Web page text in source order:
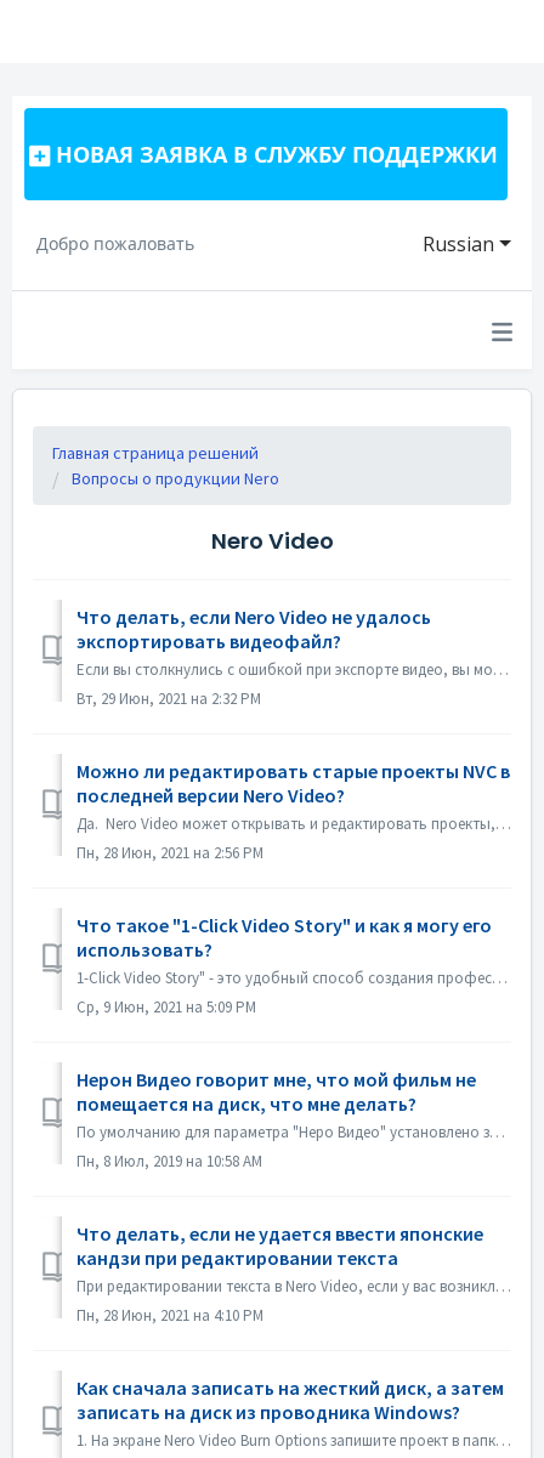
НОВАЯ ЗАЯВКА В СЛУЖБУ ПОДДЕРЖКИ
Russian
Добро пожаловать
Главная страница решений
Вопросы о продукции Nero
Nero Video
Что делать, если Nero Video не удалось
экспортировать видеофайл?
Если вы столкнулись с ошибкой при экспорте видео, вы можете попробовать следующие способы: 1. Пожалуйста, зайдите в C:\Users\[Текущий пользователь]\AppData\...
Вт, 29 Июн, 2021 на 2:32 PM
Можно ли редактировать старые проекты NVC в
последней версии Nero Video?
Да. Nero Video может открывать и редактировать проекты, созданные старыми версиями Nero Video. Но старый Nero Video не может открыть проекты, созданные ...
Пн, 28 Июн, 2021 на 2:56 PM
Что такое "1-Click Video Story" и как я могу его
использовать?
1-Click Video Story" - это удобный способ создания профессиональных слайд-шоу и фильмов с помощью перетаскивания и одного щелчка мыши. В Nero 2019 эта ...
Ср, 9 Июн, 2021 на 5:09 PM
Нерон Видео говорит мне, что мой фильм не
помещается на диск, что мне делать?
По умолчанию для параметра "Неро Видео" установлено значение "Сохранить качество источника". Таким образом, ваш DVD, AVCHD, Blu-ray сохр...
Пн, 8 Июл, 2019 на 10:58 AM
Что делать, если не удается ввести японские
кандзи при редактировании текста
При редактировании текста в Nero Video, если у вас возникли проблемы с вводом японских кандзи с помощью какого-либо редактора методов ввода, например, ATOK,...
Пн, 28 Июн, 2021 на 4:10 PM
Как сначала записать на жесткий диск, а затем
записать на диск из проводника Windows?
1. На экране Nero Video Burn Options запишите проект в папку Hard Disk Folder. 2. Если запись прошла успешно, используйте функцию Запись на диск в win...